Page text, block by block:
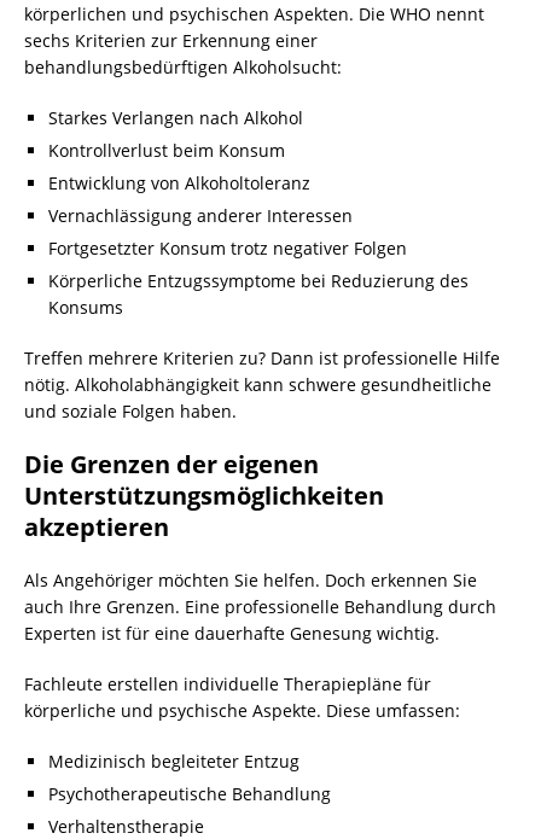
körperlichen und psychischen Aspekten. Die WHO nennt
sechs Kriterien zur Erkennung einer
behandlungsbedürftigen Alkoholsucht:
Starkes Verlangen nach Alkohol
Kontrollverlust beim Konsum
Entwicklung von Alkoholtoleranz
Vernachlässigung anderer Interessen
Fortgesetzter Konsum trotz negativer Folgen
Körperliche Entzugssymptome bei Reduzierung des
Konsums
Treffen mehrere Kriterien zu? Dann ist professionelle Hilfe
nötig. Alkoholabhängigkeit kann schwere gesundheitliche
und soziale Folgen haben.
Die Grenzen der eigenen
Unterstützungsmöglichkeiten
akzeptieren
Als Angehöriger möchten Sie helfen. Doch erkennen Sie
auch Ihre Grenzen. Eine professionelle Behandlung durch
Experten ist für eine dauerhafte Genesung wichtig.
Fachleute erstellen individuelle Therapiepläne für
körperliche und psychische Aspekte. Diese umfassen:
Medizinisch begleiteter Entzug
Psychotherapeutische Behandlung
Verhaltenstherapie